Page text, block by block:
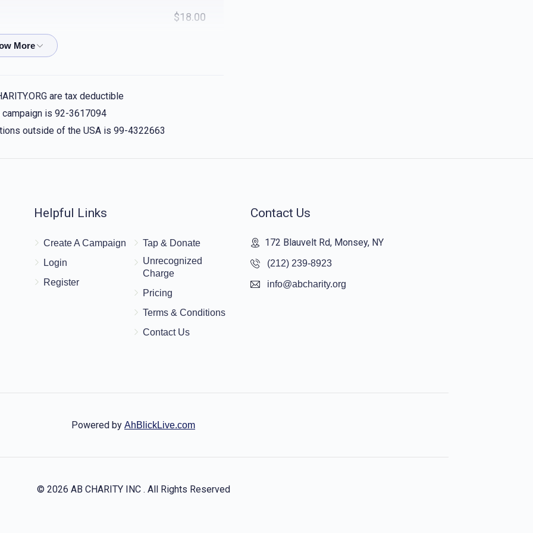
$18.00
$10.00
are tax deductible
is 92-3617094
outside of the USA is 99-4322663
Helpful Links
Create A Campaign
Login
Register
Tap & Donate
Unrecognized
Charge
Pricing
Terms & Conditions
Contact Us
Contact Us
172 Blauvelt Rd, Monsey, NY
(212) 239-8923
info@abcharity.org
Powered by AhBlickLive.com
© 2026 AB CHARITY INC . All Rights Reserved